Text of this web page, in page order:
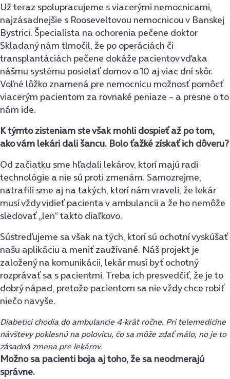
Už teraz spolupracujeme s viacerými nemocnicami,
najzásadnejšie s Rooseveltovou nemocnicou v Banskej
Bystrici. Špecialista na ochorenia pečene doktor
Skladaný nám tlmočil, že po operáciách či
transplantáciách pečene dokáže pacientov vďaka
nášmu systému posielať domov o 10 aj viac dní skôr.
Voľné lôžko znamená pre nemocnicu možnosť pomôcť
viacerým pacientom za rovnaké peniaze – a presne o to
nám ide.
K týmto zisteniam ste však mohli dospieť až po tom,
ako vám lekári dali šancu. Bolo ťažké získať ich dôveru?
Od začiatku sme hľadali lekárov, ktorí majú radi
technológie a nie sú proti zmenám. Samozrejme,
natrafili sme aj na takých, ktorí nám vraveli, že lekár
musí vždy vidieť pacienta v ambulancii a že ho nemôže
sledovať „len“ takto diaľkovo.
Sústreďujeme sa však na tých, ktorí sú ochotní vyskúšať
našu aplikáciu a meniť zaužívané. Náš projekt je
založený na komunikácii, lekár musí byť ochotný
rozprávať sa s pacientmi. Treba ich presvedčiť, že je to
dobrý nápad, pretože pacientom sa nie vždy chce robiť
niečo navyše.
Diabetici chodia do ambulancie 4-krát ročne. Pri telemedicíne
návštevy poklesnú na polovicu, čo sa môže zdať málo, no je to
zásadná zmena pre lekárov.
Možno sa pacienti boja aj toho, že sa neodmerajú
správne.